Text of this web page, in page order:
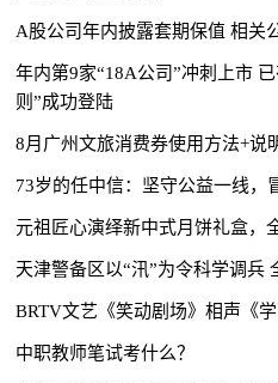
A股公司年内披露套期保值 相关
年内第9家“18A公司”冲刺上市
则”成功登陆
8月广州文旅消费券使用方法+说
73岁的任中信：坚守公益一线，
元祖匠心演绎新中式月饼礼盒，
天津警备区以“汛”为令科学调兵
BRTV文艺《笑动剧场》相声《
中职教师笔试考什么？